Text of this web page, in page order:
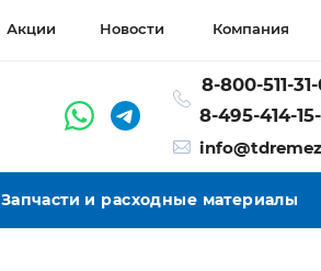
Акции Новости Компания
8-800-511-
8-495-414-
Запчасти и расходные материалы